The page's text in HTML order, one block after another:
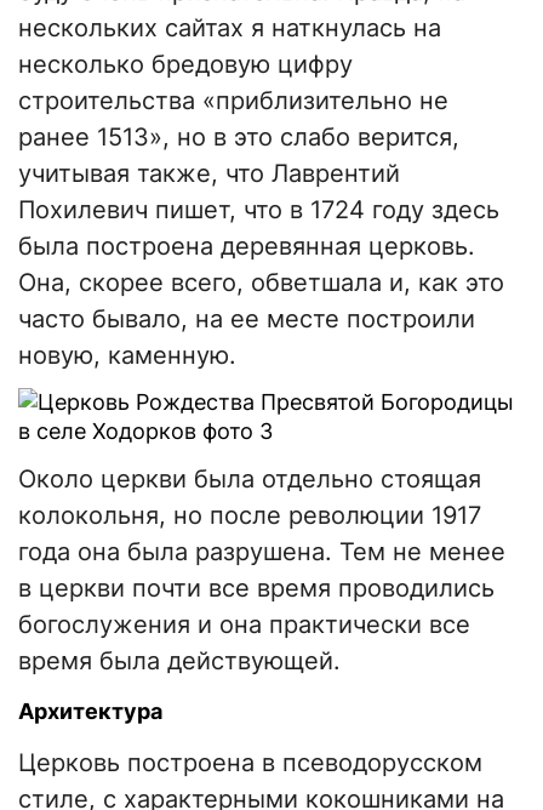
нескольких сайтах я наткнулась на
несколько бредовую цифру
строительства «приблизительно не
ранее 1513», но в это слабо верится,
учитывая также, что Лаврентий
Похилевич пишет, что в 1724 году здесь
была построена деревянная церковь.
Она, скорее всего, обветшала и, как это
часто бывало, на ее месте построили
новую, каменную.
Около церкви была отдельно стоящая
колокольня, но после революции 1917
года она была разрушена. Тем не менее
в церкви почти все время проводились
богослужения и она практически все
время была действующей.
Архитектура
Церковь построена в псеводорусском
стиле, с характерными кокошниками на